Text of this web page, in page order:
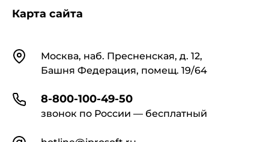
КонтактыМосква, наб. Пресненская, д. 12,
Башня Федерация, помещ. 19/64
8-800-100-49-50
звонок по России — бесплатный
Карта сайта